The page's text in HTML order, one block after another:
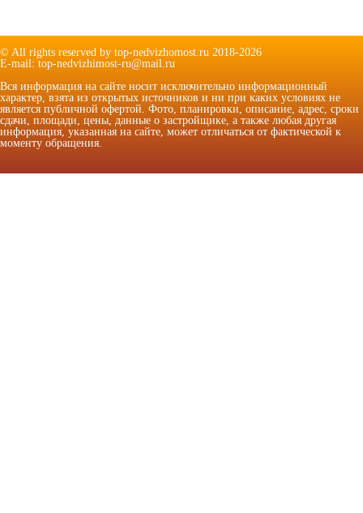
© All rights reserved by top-nedvizhomost.ru 2018-2026
E-mail: top-nedvizhimost-ru@mail.ru
Вся информация на сайте носит исключительно информационный
характер, взята из открытых источников и ни при каких условиях не
является публичной офертой. Фото, планировки, описание, адрес, сроки
сдачи, площади, цены, данные о застройщике, а также любая другая
информация, указанная на сайте, может отличаться от фактической к
моменту обращения.